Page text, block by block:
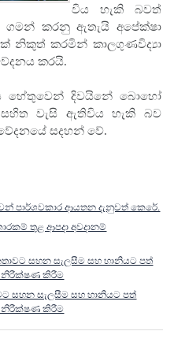
විය හැකි බවත්
ගමන් කරනු ඇතැයි අපේක්ෂා
නිකුත් කරමින් කාලගුණවිද්‍යා
කරයි.
හේතුවෙන් දිවයිනේ බොහෝ
සහිත වැසි ඇතිවිය හැකි බව
සදහන් වේ.
පාර්ශවකාර ආයතන දැනුවත් කෙරේ.
තුළ ආපදා අවදානම්
සහන සැලසීම සහ හානියට පත්
නිරීක්ෂණ කිරීම
සහන සැලසීම සහ හානියට පත්
නිරීක්ෂණ කිරීම